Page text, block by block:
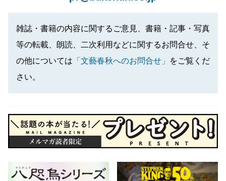
雑誌・書籍の内容に関するご意見、書籍・記事・写真
等の転載、朗読、二次利用などに関するお問合せ、そ
の他については 「文藝春秋へのお問合せ」
をご覧くだ
さい。